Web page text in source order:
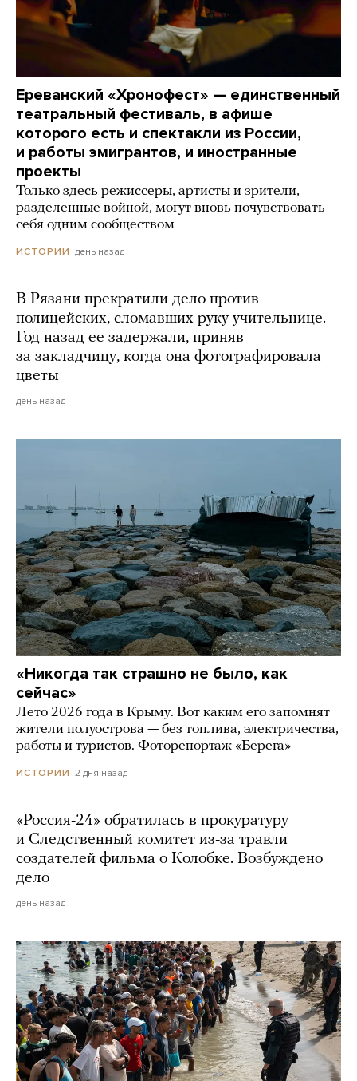
Ереванский «Хронофест» — единственный
театральный фестиваль, в афише
которого есть и спектакли из России,
и работы эмигрантов, и иностранные
проекты
Только здесь режиссеры, артисты и зрители,
разделенные войной, могут вновь почувствовать
себя одним сообществом
ИСТОРИИ день назад
В Рязани прекратили дело против
полицейских, сломавших руку учительнице.
Год назад ее задержали, приняв
за закладчицу, когда она фотографировала
цветы
день назад
«Никогда так страшно не было, как
сейчас»
Лето 2026 года в Крыму. Вот каким его запомнят
жители полуострова — без топлива, электричества,
работы и туристов. Фоторепортаж «Берега»
ИСТОРИИ 2 дня назад
«Россия-24» обратилась в прокуратуру
и Следственный комитет из-за травли
создателей фильма о Колобке. Возбуждено
дело
день назад